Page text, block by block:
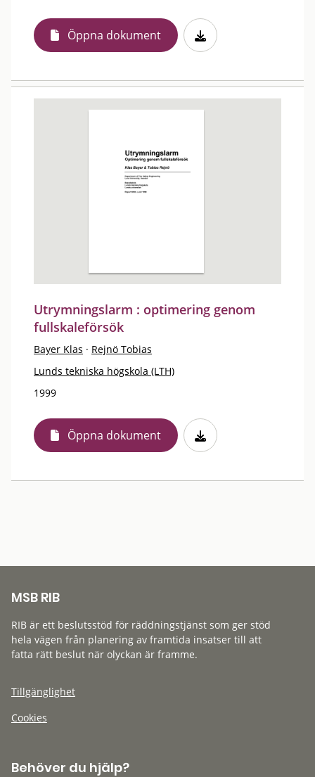
Öppna dokument
Utrymningslarm : optimering genom
fullskaleförsök
Bayer Klas · Rejnö Tobias
Lunds tekniska högskola (LTH)
1999
Öppna dokument
MSB RIB
RIB är ett beslutsstöd för räddningstjänst som ger stöd
hela vägen från planering av framtida insatser till att
fatta rätt beslut när olyckan är framme.
Tillgänglighet
Cookies
Behöver du hjälp?